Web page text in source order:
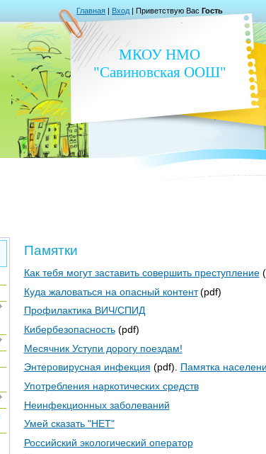
Главная | Вход | Приветствую Вас Гость
МКОУ НМО
"Савиновская ООШ"
Памятки
Как тебя могут заставить совершить преступление
Куда жаловаться на опасный контент (pdf)
Профилактика ВИЧ/СПИД
Кибербезопасность(pdf)
Месячник Уступи дорогу поездам!
Энтеровирусная инфекция (pdf). Памятка
Употребления наркотических средств
Неинфекционных заболеваний
Умей сказать "НЕТ"
Российский экологический оператор